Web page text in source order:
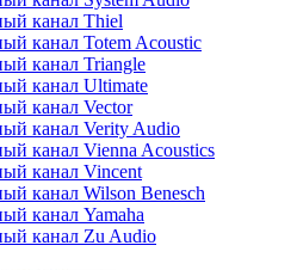
канал Thiel
канал Totem Acoustic
канал Triangle
канал Ultimate
канал Vector
канал Verity Audio
канал Vienna Acoustics
канал Vincent
канал Wilson Benesch
канал Yamaha
канал Zu Audio